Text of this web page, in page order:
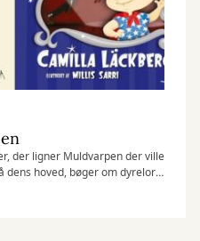
der ligner Muldvarpen der ville
dens hoved, bøger om dyrelort